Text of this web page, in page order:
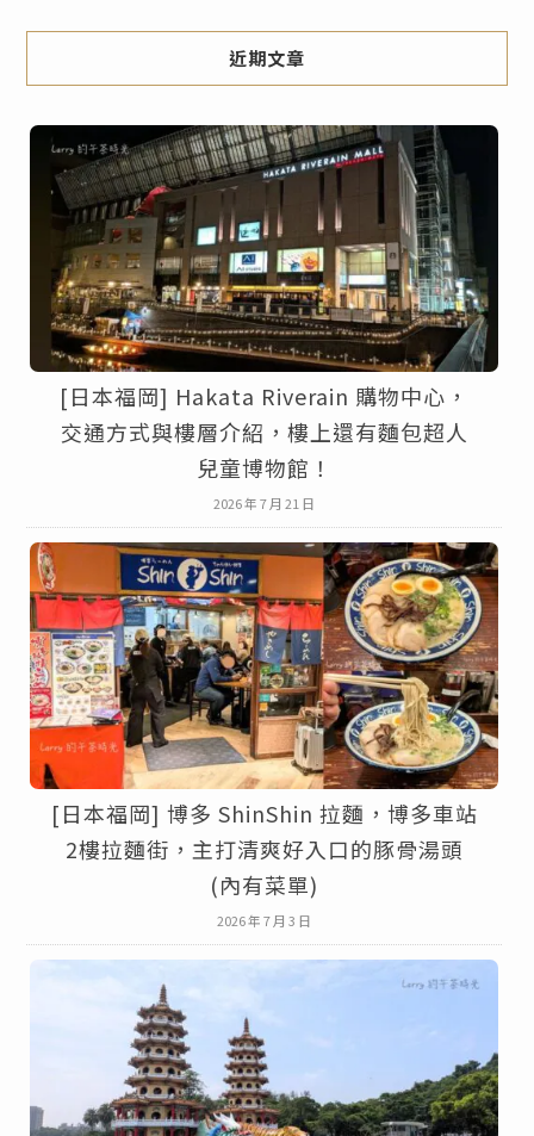
近期文章
[日本福岡] Hakata Riverain 購物中心，
交通方式與樓層介紹，樓上還有麵包超人
兒童博物館！
2026 年 7 月 21 日
[日本福岡] 博多 ShinShin 拉麵，博多車站
2樓拉麵街，主打清爽好入口的豚骨湯頭
(內有菜單)
2026 年 7 月 3 日